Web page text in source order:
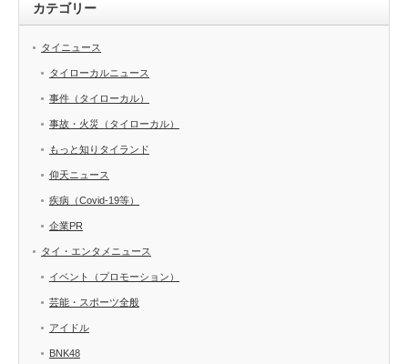
カテゴリー
タイニュース
タイローカルニュース
事件（タイローカル）
事故・火災（タイローカル）
もっと知りタイランド
仰天ニュース
疾病（Covid-19等）
企業PR
タイ・エンタメニュース
イベント（プロモーション）
芸能・スポーツ全般
アイドル
BNK48